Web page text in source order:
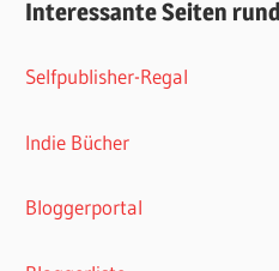
Interessante Seiten
Selfpublisher-Regal
Indie Bücher
Bloggerportal